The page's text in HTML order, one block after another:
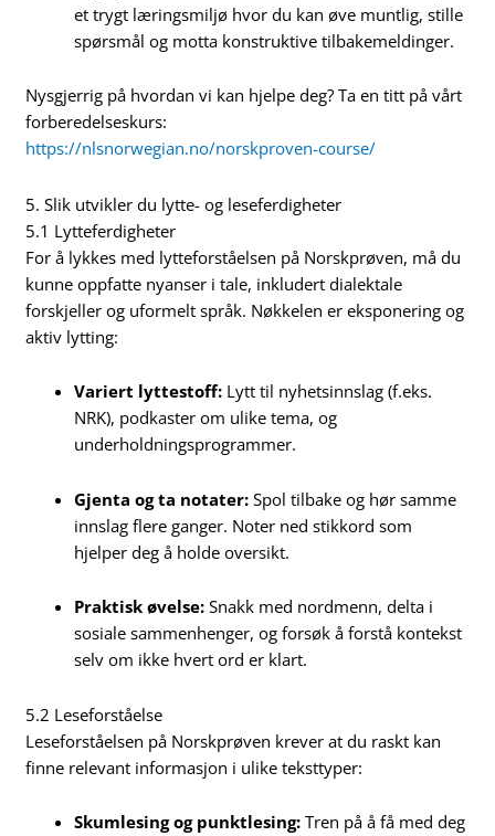
et trygt læringsmiljø hvor du kan øve muntlig, stille
spørsmål og motta konstruktive tilbakemeldinger.
Nysgjerrig på hvordan vi kan hjelpe deg? Ta en titt på vårt
forberedelseskurs:
https://nlsnorwegian.no/norskproven-course/
5. Slik utvikler du lytte- og leseferdigheter
5.1 Lytteferdigheter
For å lykkes med lytteforståelsen på Norskprøven, må du
kunne oppfatte nyanser i tale, inkludert dialektale
forskjeller og uformelt språk. Nøkkelen er eksponering og
aktiv lytting:
Variert lyttestoff: Lytt til nyhetsinnslag (f.eks.
NRK), podkaster om ulike tema, og
underholdningsprogrammer.
Gjenta og ta notater: Spol tilbake og hør samme
innslag flere ganger. Noter ned stikkord som
hjelper deg å holde oversikt.
Praktisk øvelse: Snakk med nordmenn, delta i
sosiale sammenhenger, og forsøk å forstå kontekst
selv om ikke hvert ord er klart.
5.2 Leseforståelse
Leseforståelsen på Norskprøven krever at du raskt kan
finne relevant informasjon i ulike teksttyper:
Skumlesing og punktlesing: Tren på å få med deg